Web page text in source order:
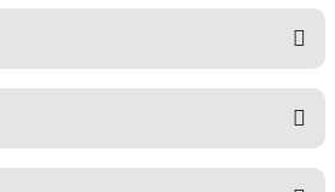
Yorum Yaz
Soru Sor